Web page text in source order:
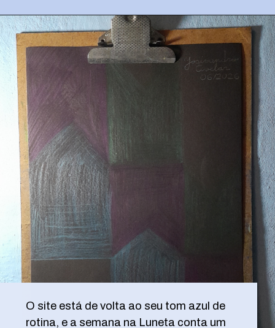
O site está de volta ao seu tom azul de
rotina, e a semana na Luneta conta um